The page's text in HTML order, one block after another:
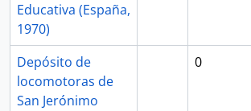
Educativa (España,
1970)
Depósito de
locomotoras de
San Jerónimo
0